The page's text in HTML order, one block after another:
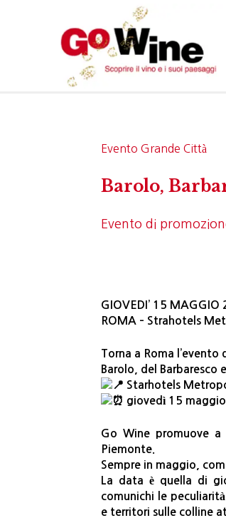
Evento Grande Città
Barolo,
Evento di
GIOVEDI’ 15 MAGGIO
ROMA – Strahotels
Torna a Roma
Barolo, del Barbaresco
Starhotels
giovedì 15 maggio
Go Wine promuove
Piemonte.
Sempre in maggio,
La data è quella di
comunichi le
e territori sulle colline